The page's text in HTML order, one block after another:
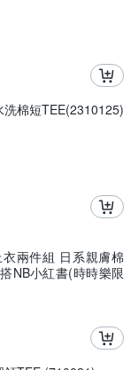
棉短TEE(2310125)
兩件組 日系親膚棉
NB小紅書(時時樂限